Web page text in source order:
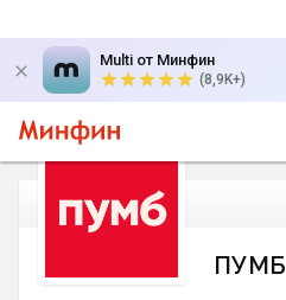
Multi от Минфин
(8,9K+)
ПУМБ